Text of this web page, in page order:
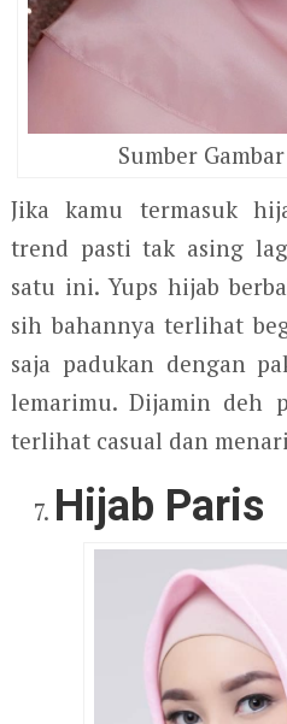
Sumber
Jika kamu termasuk
trend pasti tak asing
satu ini. Yups hijab
sih bahannya terlihat
saja padukan dengan
lemarimu. Dijamin deh
terlihat casual dan
Hijab Paris